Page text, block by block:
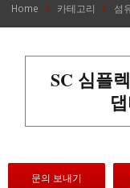
Home 카테고리 섬
SC 심플
문의 보내기